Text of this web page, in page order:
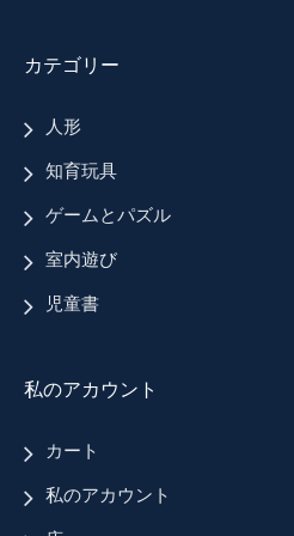
カテゴリー
人形
知育玩具
ゲームとパズル
室内遊び
児童書
私のアカウント
カート
私のアカウント